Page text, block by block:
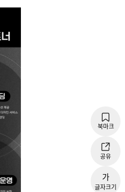
북마크
공유
가
글자크기